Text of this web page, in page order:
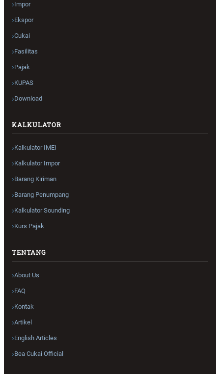
Impor
Ekspor
Cukai
Fasilitas
Pajak
KUPAS
Download
KALKULATOR
Kalkulator IMEI
Kalkulator Impor
Barang Kiriman
Barang Penumpang
Kalkulator Sounding
Kurs Pajak
TENTANG
About Us
FAQ
Kontak
Artikel
English Articles
Bea Cukai Official